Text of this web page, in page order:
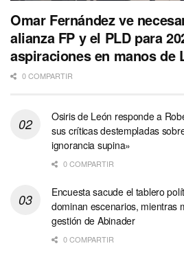
Omar Fernández ve
alianza FP y el PLD para
aspiraciones en manos de
0 COMPARTIR
Osiris de León responde a
sus críticas destempladas
ignorancia supina»
0 COMPARTIR
Encuesta sacude el tablero
dominan escenarios, mientras
gestión de Abinader
0 COMPARTIR